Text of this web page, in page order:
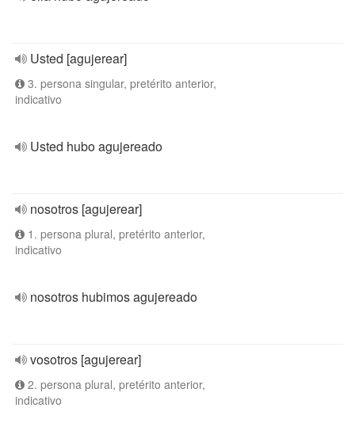
Usted [agujerear]
3. persona singular, pretérito anterior,
indicativo
Usted hubo agujereado
nosotros [agujerear]
1. persona plural, pretérito anterior,
indicativo
nosotros hubimos agujereado
vosotros [agujerear]
2. persona plural, pretérito anterior,
indicativo